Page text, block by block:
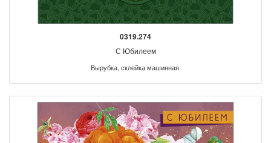
0319.274
С Юбилеем
Вырубка, склейка машинная.